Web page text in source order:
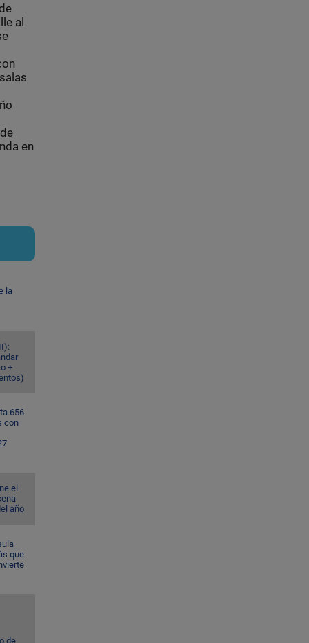
al
en
la
+
656
con
el
año
que
de